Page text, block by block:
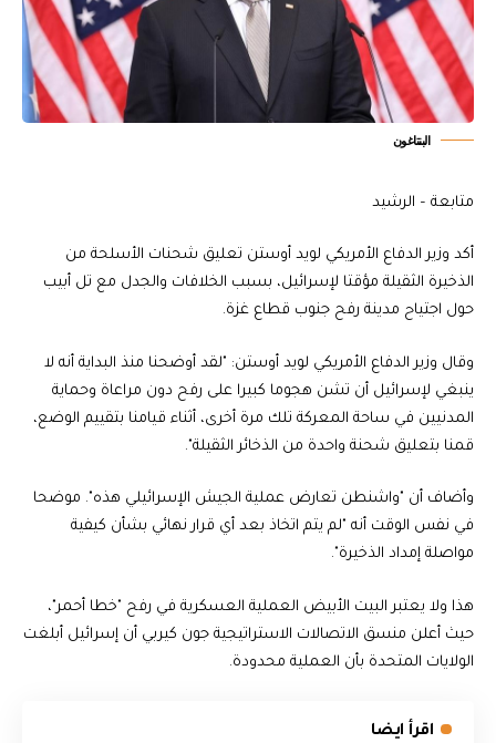
البنتاغون
متابعة – الرشيد
أكد وزير الدفاع الأمريكي لويد أوستن تعليق شحنات الأسلحة من
الذخيرة الثقيلة مؤقتا لإسرائيل، بسبب الخلافات والجدل مع تل أبيب
حول اجتياح مدينة رفح جنوب قطاع غزة.
وقال وزير الدفاع الأمريكي لويد أوستن: "لقد أوضحنا منذ البداية أنه لا
ينبغي لإسرائيل أن تشن هجوما كبيرا على رفح دون مراعاة وحماية
المدنيين في ساحة المعركة تلك مرة أخرى، أثناء قيامنا بتقييم الوضع،
قمنا بتعليق شحنة واحدة من الذخائر الثقيلة".
وأضاف أن "واشنطن تعارض عملية الجيش الإسرائيلي هذه". موضحا
في نفس الوقت أنه "لم يتم اتخاذ بعد أي قرار نهائي بشأن كيفية
مواصلة إمداد الذخيرة".
هذا ولا يعتبر البيت الأبيض العملية العسكرية في رفح "خطا أحمر"،
حيث أعلن منسق الاتصالات الاستراتيجية جون كيربي أن إسرائيل أبلغت
الولايات المتحدة بأن العملية محدودة.
اقرأ ايضا